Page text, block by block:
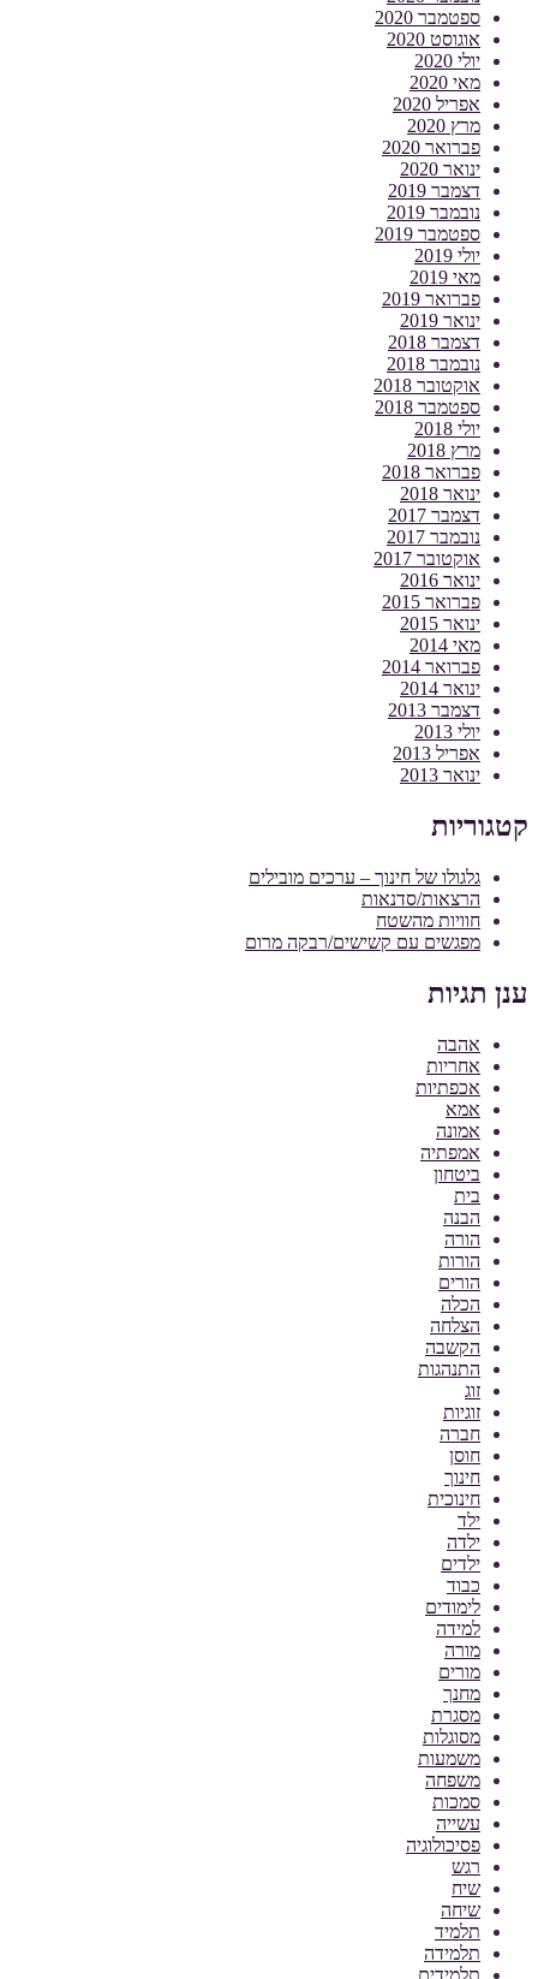
ספטמבר 2020
אוגוסט 2020
יולי 2020
מאי 2020
אפריל 2020
מרץ 2020
פברואר 2020
ינואר 2020
דצמבר 2019
נובמבר 2019
ספטמבר 2019
יולי 2019
מאי 2019
פברואר 2019
ינואר 2019
דצמבר 2018
נובמבר 2018
אוקטובר 2018
ספטמבר 2018
יולי 2018
מרץ 2018
פברואר 2018
ינואר 2018
דצמבר 2017
נובמבר 2017
אוקטובר 2017
ינואר 2016
פברואר 2015
ינואר 2015
מאי 2014
פברואר 2014
ינואר 2014
דצמבר 2013
יולי 2013
אפריל 2013
ינואר 2013
קטגוריות
גלגולו של חינוך – ערכים מובילים
הרצאות/סדנאות
חוויות מהשטח
מפגשים עם קשישים/רבקה מרום
ענן תגיות
אהבה
אחריות
אכפתיות
אמא
אמונה
אמפתיה
ביטחון
בית
הבנה
הורה
הורות
הורים
הכלה
הצלחה
הקשבה
התנהגות
זוג
זוגיות
חברה
חוסן
חינוך
חינוכית
ילד
ילדה
ילדים
כבוד
לימודים
למידה
מורה
מורים
מחנך
מסגרת
מסוגלות
משמעות
משפחה
סמכות
עשייה
פסיכולוגיה
רגש
שיח
שיחה
תלמיד
תלמידה
תלמידים